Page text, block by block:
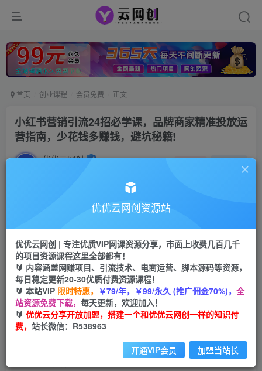
首页 创业课程 会员免费 正文
小红书营销引流24招必学课，品牌商家精准投放运
营指南，少花钱多赚钱，避坑秘籍!
优优云网创 私信
云币 9.9 云币99
会员免费
立即购买
您当前未登录！建议登陆后购买，可保存购买订单
小红书营销引流24招必学课，品牌商家精准投放运营指南，
优优云网创资源站
优优云网创 | 专注优质VIP网课资源分享，市面上收费几百几千
的项目资源课程这里全部都有！
🔰 内容涵盖网赚项目、引流技术、电商运营、脚本源码等资源，
每日稳定更新20-30优质付费资源课程！
🔰 本站VIP 限时特惠， ￥79/年，￥99/永久 (推广佣金70%)， 全
站资源免费下载， 每天更新，欢迎加入！
🔰 优优云分享开放加盟，搭建一个和优优云网创一样的知识付
费， 站长微信：R538963
开通VIP会员 加盟当站长